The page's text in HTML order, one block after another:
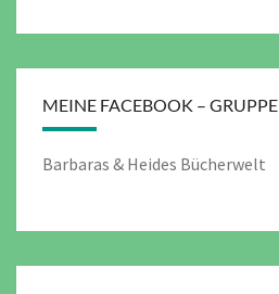
MEINE FACEBOOK – GRUPPE
Barbaras & Heides Bücherwelt